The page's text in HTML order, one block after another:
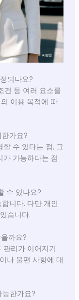
되나요?
건 등 여러 요소를
이용 목적에 따
가요?
수 있다는 점, 그
가 가능하다는 점
수 있나요?
니다. 다만 개인
습니다.
까요?
관리가 이어지기
나 불편 사항에 대
한가요?